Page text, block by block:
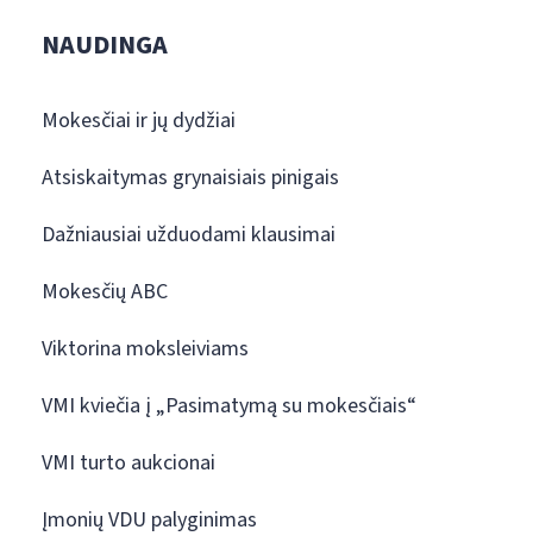
NAUDINGA
Mokesčiai ir jų dydžiai
Atsiskaitymas grynaisiais pinigais
Dažniausiai užduodami klausimai
Mokesčių ABC
Viktorina moksleiviams
VMI kviečia į „Pasimatymą su mokesčiais“
VMI turto aukcionai
Įmonių VDU palyginimas